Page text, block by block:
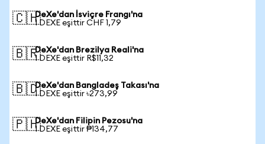
🇨🇭DeXe'dan İsviçre Frangı'na
1 DEXE eşittir CHF 1,79
🇧🇷DeXe'dan Brezilya Reali'na
1 DEXE eşittir R$11,32
🇧🇩DeXe'dan Bangladeş Takası'na
1 DEXE eşittir ৳273,99
🇵🇭DeXe'dan Filipin Pezosu'na
1 DEXE eşittir ₱134,77